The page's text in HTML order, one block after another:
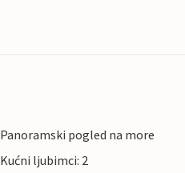
Panoramski pogled na more
Kućni ljubimci: 2